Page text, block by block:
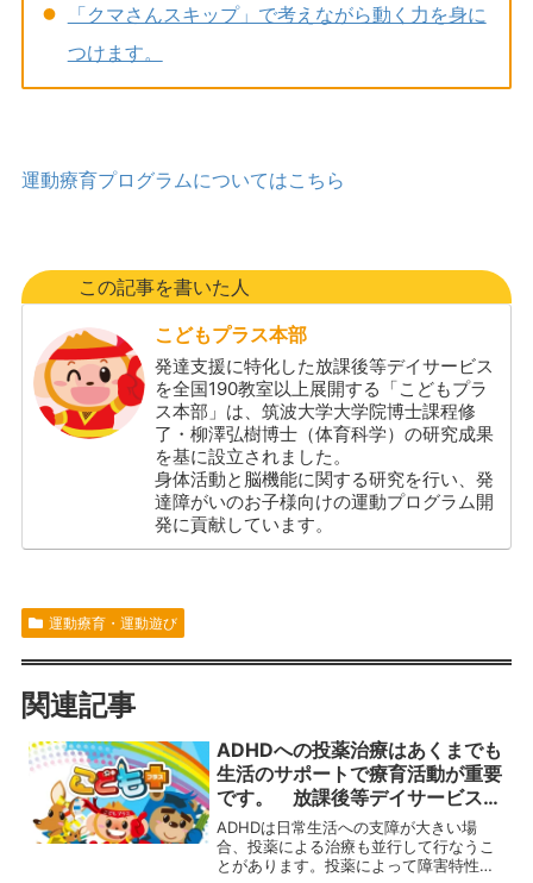
「クマさんスキップ」で考えながら動く力を身に
つけます。
運動療育プログラムについてはこちら
この記事を書いた人
こどもプラス本部
発達支援に特化した放課後等デイサービス
を全国190教室以上展開する「こどもプラ
ス本部」は、筑波大学大学院博士課程修
了・柳澤弘樹博士（体育科学）の研究成果
を基に設立されました。
身体活動と脳機能に関する研究を行い、発
達障がいのお子様向けの運動プログラム開
発に貢献しています。
運動療育・運動遊び
関連記事
ADHDへの投薬治療はあくまでも
生活のサポートで療育活動が重要
です。 放課後等デイサービスの
運動療育プログラム
ADHDは日常生活への支障が大きい場
合、投薬による治療も並行して行なうこ
とがあります。投薬によって障害特性を